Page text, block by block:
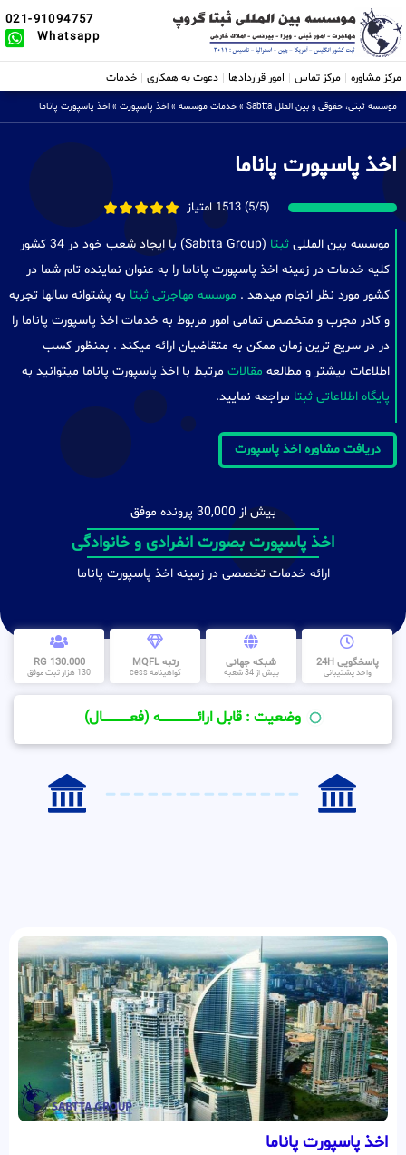
021-91094757
Whatsapp
مرکز مشاوره مرکز تماس امور قراردادها دعوت به همکاری خدمات
موسسه ثبتی، حقوقی و بین الملل Sabtta » خدمات موسسه » اخذ پاسپورت » اخذ پاسپورت پاناما
اخذ پاسپورت پاناما
(5/5) 1513 امتیاز
موسسه بین المللی ثبتا
(Sabtta Group) با ایجاد شعب خود در 34 کشور
کلیه خدمات در زمینه اخذ پاسپورت پاناما را به عنوان نماینده تام شما در
کشور مورد نظر انجام میدهد . موسسه مهاجرتی ثبتا به پشتوانه سالها تجربه
و کادر مجرب و متخصص تمامی امور مربوط به خدمات اخذ پاسپورت پاناما را
در در سریع ترین زمان ممکن به متقاضیان ارائه میکند . بمنظور کسب
اطلاعات بیشتر و مطالعه مقالات مرتبط با اخذ پاسپورت پاناما میتوانید به
پایگاه اطلاعاتی ثبتا مراجعه نمایید.
دریافت مشاوره اخذ پاسپورت
بیش از 30,000 پرونده موفق
اخذ پاسپورت بصورت انفرادی و خانوادگی
ارائه خدمات تخصصی در زمینه اخذ پاسپورت پاناما
پاسخگویی 24H
واحد پشتیبانی
شبکه جهانی
بیش از 34 شعبه
رتبه MQFL
گواهینامه cess
130.000 RG
130 هزار ثبت موفق
وضعیت : قابل ارائــــــــــــــــــــه (فعـــــــــــــــال)
اخذ پاسپورت پاناما